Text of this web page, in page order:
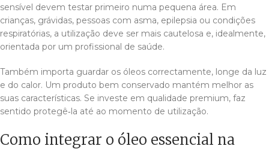
sensível devem testar primeiro numa pequena área. Em
crianças, grávidas, pessoas com asma, epilepsia ou condições
respiratórias, a utilização deve ser mais cautelosa e, idealmente,
orientada por um profissional de saúde.
Também importa guardar os óleos correctamente, longe da luz
e do calor. Um produto bem conservado mantém melhor as
suas características. Se investe em qualidade premium, faz
sentido protegê‑la até ao momento de utilização.
Como integrar o óleo essencial na